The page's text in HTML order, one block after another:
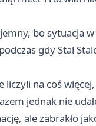
bo sytuacja
gdy Stal
na coś
jednak nie
ale zabrakło